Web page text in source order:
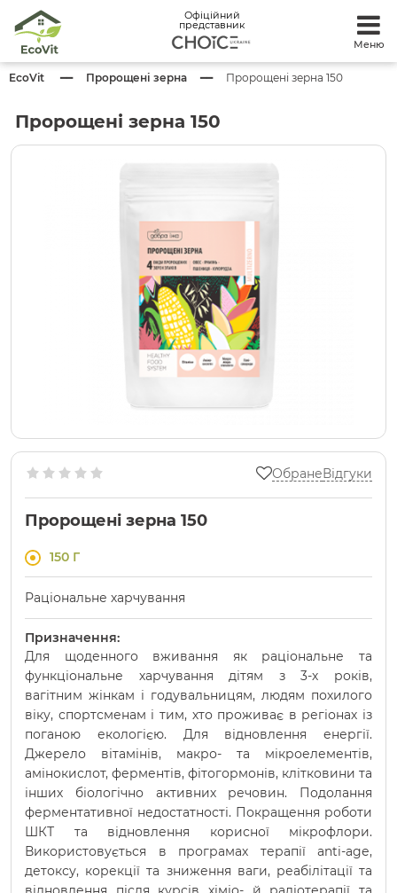
Офіційний
представник
Меню
EcoVit Пророщені зерна Пророщені зерна 150
Пророщені зерна 150
ОбранеВідгуки
Пророщені зерна 150
150 Г
Раціональне харчування
Призначення:
Для щоденного вживання як раціональне та
функціональне харчування дітям з 3-х років,
вагітним жінкам і годувальницям, людям похилого
віку, спортсменам і тим, хто проживає в регіонах із
поганою екологією. Для відновлення енергії.
Джерело вітамінів, макро- та мікроелементів,
амінокислот, ферментів, фітогормонів, клітковини та
інших біологічно активних речовин. Подолання
ферментативної недостатності. Покращення роботи
ШКТ та відновлення корисної мікрофлори.
Використовується в програмах терапії аnti-аgе,
детоксу, корекції та зниження ваги, реабілітації та